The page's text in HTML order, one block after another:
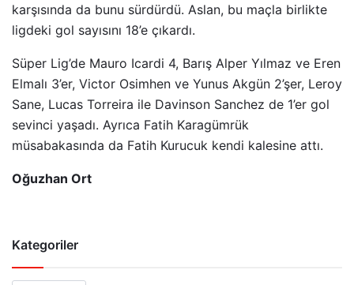
karşısında da bunu sürdürdü. Aslan, bu maçla birlikte
ligdeki gol sayısını 18’e çıkardı.
Süper Lig’de Mauro Icardi 4, Barış Alper Yılmaz ve Eren
Elmalı 3’er, Victor Osimhen ve Yunus Akgün 2’şer, Leroy
Sane, Lucas Torreira ile Davinson Sanchez de 1’er gol
sevinci yaşadı. Ayrıca Fatih Karagümrük
müsabakasında da Fatih Kurucuk kendi kalesine attı.
Oğuzhan Ort
Kategoriler